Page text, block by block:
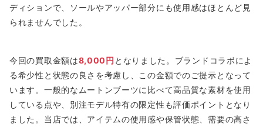
ディションで、ソールやアッパー部分にも使用感はほとんど見
られませんでした。
今回の買取金額は8,000円 となりました。ブランドコラボによ
る希少性と状態の良さを考慮し、この金額でのご提示となって
います。一般的なムートンブーツに比べて高品質な素材を使用
している点や、別注モデル特有の限定性も評価ポイントとなり
ました。当店では、アイテムの使用感や保管状態、需要の高さ